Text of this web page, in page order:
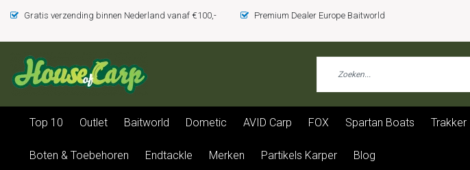
Gratis verzending binnen Nederland vanaf €100,- Premium Dealer Europe Baitworld
Top 10 Outlet Baitworld Dometic AVID Carp FOX Spartan Boats Trakker
Boten & Toebehoren Endtackle Merken Partikels Karper Blog